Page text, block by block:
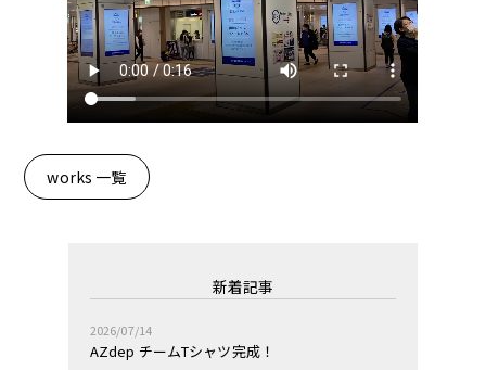
works 一覧
新着記事
2026/07/14
AZdep チームTシャツ完成！